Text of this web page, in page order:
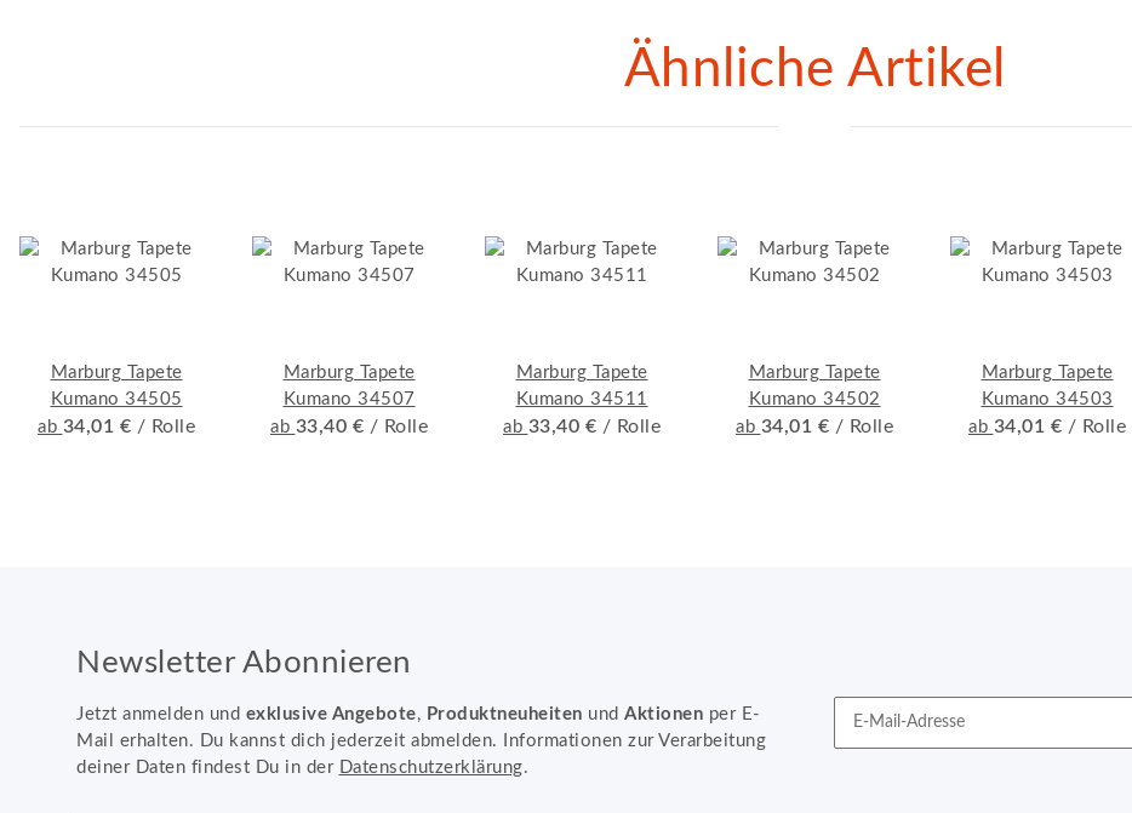
Ähnliche Artikel
Marburg Tapete
Kumano 34505
ab 34,01 € / Rolle
Marburg Tapete
Kumano 34507
ab 33,40 € / Rolle
Marburg Tapete
Kumano 34511
ab 33,40 € / Rolle
Marburg Tapete
Kumano 34502
ab 34,01 € / Rolle
Marburg Tapete
Kumano 34503
ab 34,01 € / Rolle
Newsletter Abonnieren
Jetzt anmelden und exklusive Angebote, Produktneuheiten und Aktionen per E-
Mail erhalten. Du kannst dich jederzeit abmelden. Informationen zur Verarbeitung
deiner Daten findest Du in der Datenschutzerklärung.